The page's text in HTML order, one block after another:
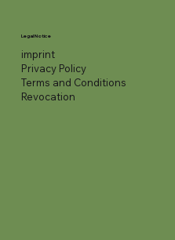
Legal Notice
imprint
Privacy Policy
Terms and Conditions
Revocation